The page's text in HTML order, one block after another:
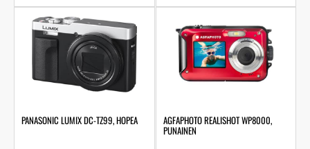
PANASONIC LUMIX DC-TZ99, HOPEA AGFAPHOTO REALISHOT WP8000,
PUNAINEN